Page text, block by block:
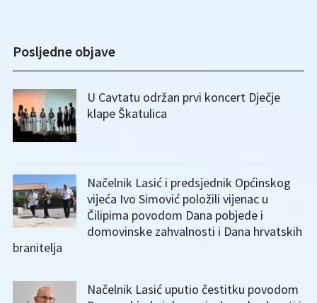
Posljedne objave
U Cavtatu održan prvi koncert Dječje
klape Škatulica
Načelnik Lasić i predsjednik Općinskog
vijeća Ivo Simović položili vijenac u
Čilipima povodom Dana pobjede i
domovinske zahvalnosti i Dana hrvatskih
branitelja
Načelnik Lasić uputio čestitku povodom